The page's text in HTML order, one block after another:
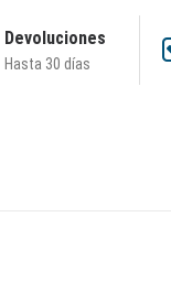
Devoluciones
Hasta 30 días